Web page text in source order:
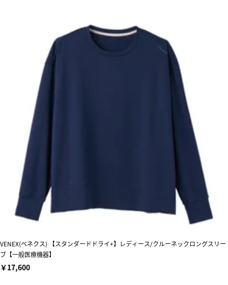
VENEX(ベネクス) 【スタンダードドライ+】レディース/クルーネックロングスリー
ブ【一般医療機器】
￥17,600